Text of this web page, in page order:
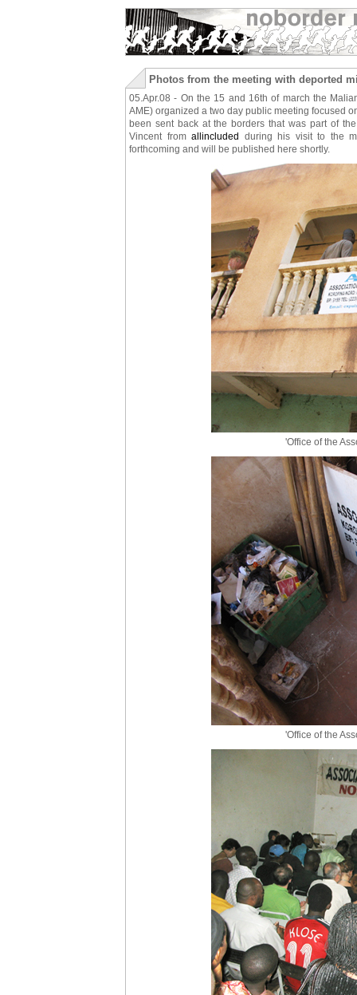
Photos from the meeting with deported
05.Apr.08 - On the 15 and 16th of march the
AME) organized a two day public meeting focused
been sent back at the borders that was part of
Vincent from allincluded
during his visit to the
forthcoming and will be published here shortly.
'Office of the
'Office of the